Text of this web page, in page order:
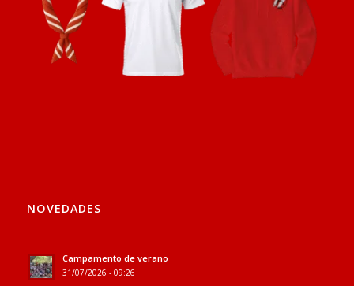
NOVEDADES
Campamento de verano
31/07/2026 - 09:26